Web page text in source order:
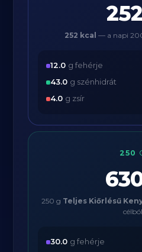
252
252 kcal — a napi
12.0 g fehérje
43.0 g szénhidrát
4.0 g zsír
250
250 g Teljes Kiőrlésű
célból
30.0 g fehérje